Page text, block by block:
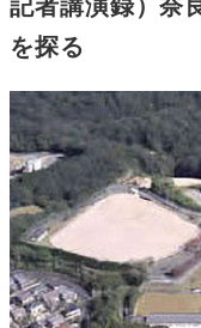
記者講演録）奈
を探る